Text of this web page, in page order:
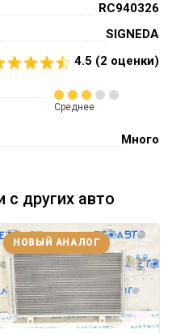
RC940326
SIGNEDA
4.5 (2 оценки)
Среднее
Много
с других авто
НОВЫЙ АНАЛОГ